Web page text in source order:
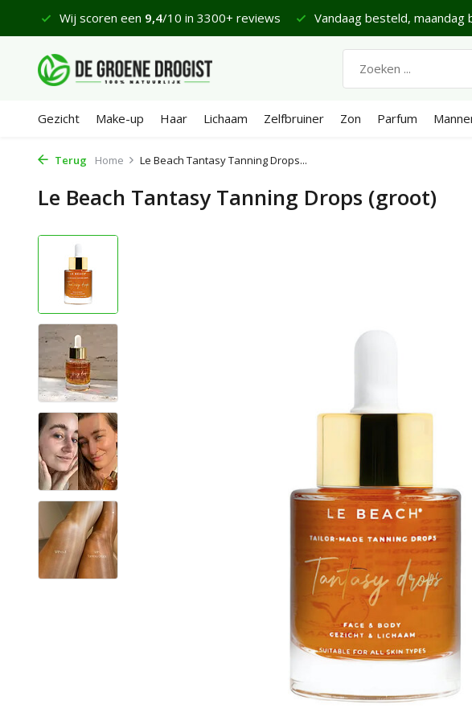
Wij scoren een 9,4/10 in 3300+ reviews Vandaag besteld, maandag
Gezicht Make-up Haar Lichaam Zelfbruiner Zon Parfum
Terug Home Le Beach Tantasy Tanning Drops...
Le Beach Tantasy Tanning Drops (groot)